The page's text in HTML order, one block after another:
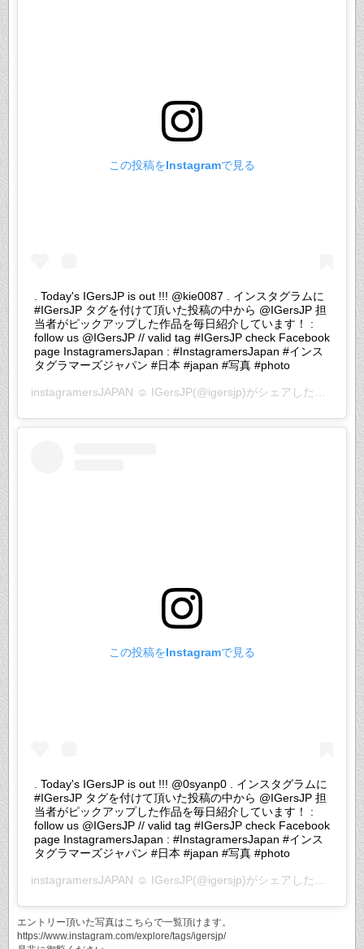
この投稿をInstagramで見る
. Today's IGersJP is out !!! @kie0087 . インスタグラムに
#IGersJP タグを付けて頂いた投稿の中から @IGersJP 担
当者がピックアップした作品を毎日紹介しています！ :
follow us @IGersJP // valid tag #IGersJP check Facebook
page InstagramersJapan : #InstagramersJapan #インス
タグラマーズジャパン #日本 #japan #写真 #photo
instagramersJAPAN ☺︎ IGersJP(@igersjp)がシェアした投稿 –
この投稿をInstagramで見る
. Today's IGersJP is out !!! @0syanp0 . インスタグラムに
#IGersJP タグを付けて頂いた投稿の中から @IGersJP 担
当者がピックアップした作品を毎日紹介しています！ :
follow us @IGersJP // valid tag #IGersJP check Facebook
page InstagramersJapan : #InstagramersJapan #インス
タグラマーズジャパン #日本 #japan #写真 #photo
instagramersJAPAN ☺︎ IGersJP(@igersjp)がシェアした投稿 –
エントリー頂いた写真はこちらで一覧頂けます。
https://www.instagram.com/explore/tags/igersjp/